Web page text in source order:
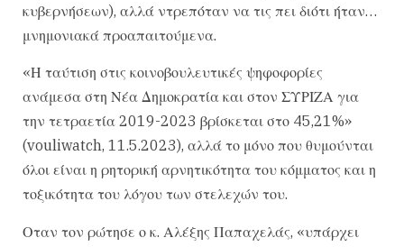
κυβερνήσεων), αλλά ντρεπόταν να τις πει διότι ήταν…
μνημονιακά προαπαιτούμενα.
«Η ταύτιση στις κοινοβουλευτικές ψηφοφορίες
ανάμεσα στη Νέα Δημοκρατία και στον ΣΥΡΙΖΑ για
την τετραετία 2019-2023 βρίσκεται στο 45,21%»
(vouliwatch, 11.5.2023), αλλά το μόνο που θυμούνται
όλοι είναι η ρητορική αρνητικότητα του κόμματος και η
τοξικότητα του λόγου των στελεχών του.
Οταν τον ρώτησε ο κ. Αλέξης Παπαχελάς, «υπάρχει